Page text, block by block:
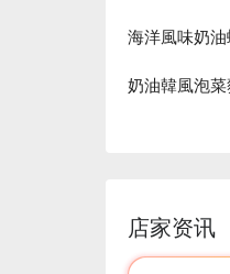
海洋風味奶
奶油韓風泡
店家资讯